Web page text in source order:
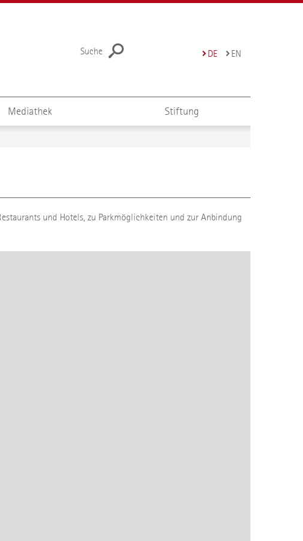
Suche DE EN
Mediathek Stiftung
und Hotels, zu Parkmöglichkeiten und zur Anbindung